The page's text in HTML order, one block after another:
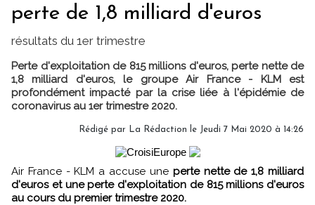
perte de 1,8 milliard d'euros
résultats du 1er trimestre
Perte d'exploitation de 815 millions d'euros, perte nette de
1,8 milliard d'euros, le groupe Air France - KLM est
profondément impacté par la crise liée à l'épidémie de
coronavirus au 1er trimestre 2020.
Rédigé par La Rédaction le Jeudi 7 Mai 2020 à 14:26
Air France - KLM a accuse une perte nette de 1,8 milliard
d'euros et une perte d'exploitation de 815 millions d'euros
au cours du premier trimestre 2020.